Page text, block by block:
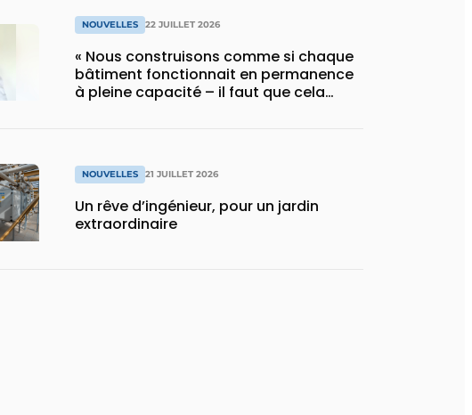
NOUVELLES 22 JUILLET 2026
« Nous construisons comme si chaque
bâtiment fonctionnait en permanence
à pleine capacité – il faut que cela
NOUVELLES 21 JUILLET 2026
Un rêve d’ingénieur, pour un jardin
extraordinaire